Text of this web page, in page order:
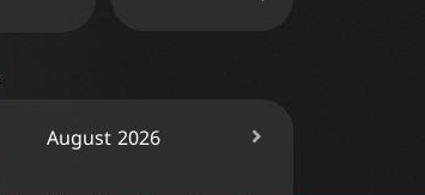
August 2026